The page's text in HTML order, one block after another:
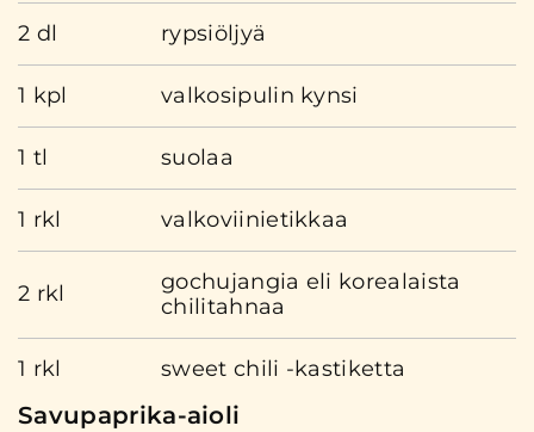
2 dl rypsiöljyä
1 kpl valkosipulin kynsi
1 tl suolaa
1 rkl valkoviinietikkaa
2 rkl
gochujangia eli korealaista
chilitahnaa
1 rkl sweet chili -kastiketta
Savupaprika-aioli